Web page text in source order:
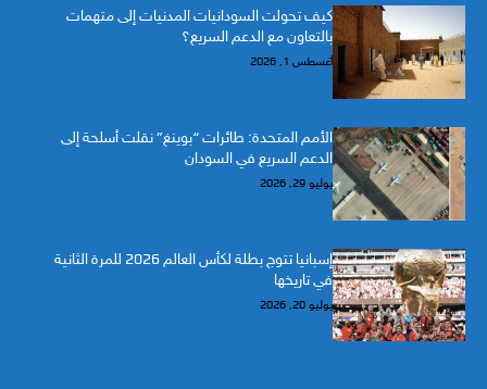
كيف تحولت السودانيات المدنيات إلى متهمات
بالتعاون مع الدعم السريع؟
أغسطس 1, 2026
الأمم المتحدة: طائرات “بوينغ” نقلت أسلحة إلى
الدعم السريع في السودان
يوليو 29, 2026
إسبانيا تتوج بطلة لكأس العالم 2026 للمرة الثانية
في تاريخها
يوليو 20, 2026